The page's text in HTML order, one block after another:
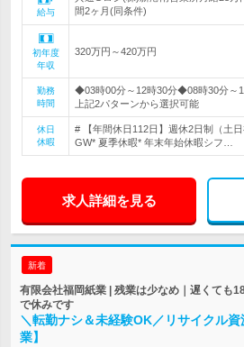
給与
間2ヶ月(同条件)
初年度
年収
320万円～420万円
勤務
時間
◆03時00分～12時30分◆08時30分～
上記2パターンから選択可能
休日
休暇
# 【年間休日112日】週休2日制（土
GW* 夏季休暇* 年末年始休暇シフ…
求人詳細を見る
新着
有限会社福岡紙業 | 残業は少なめ｜遅くても
で休みです
＼転勤ナシ＆未経験OK／リサイクル
業】